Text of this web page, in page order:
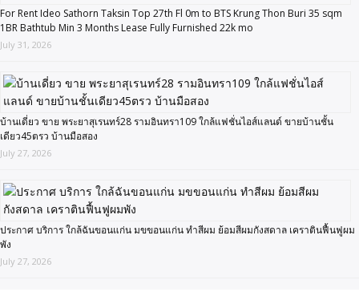
For Rent Ideo Sathorn Taksin Top 27th Fl 0m to BTS Krung Thon Buri 35 sqm
1BR Bathtub Min 3 Months Lease Fully Furnished 22k mo
July 31, 2026
บ้านเดี่ยว ขาย พระยาสุเรนทร์28 รามอินทรา109 ใกล้แฟชั่นไอส์แลนด์ ขายบ้านชั้น
เดียว45ตรว บ้านมือสอง
July 27, 2026
ประกาศ บริการ ใกล้ฉันขอนแก่น มขขอนแก่น ทำสีผม ย้อมสีผมกังสดาล เคราตินฟื้นฟูผม
พัง
July 27, 2026